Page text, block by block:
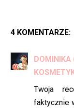
4 KOMENTARZE:
DOMINIKA
Twoja
faktycznie